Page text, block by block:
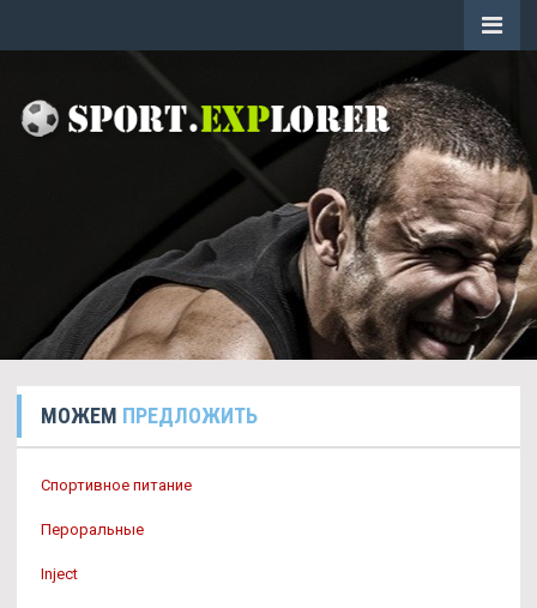
МОЖЕМ ПРЕДЛОЖИТЬ
Спортивное питание
Пероральные
Inject